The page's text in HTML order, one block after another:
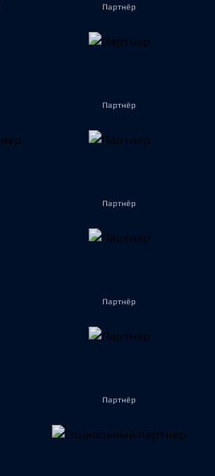
Партнёр
Партнёр
Партнёр
Партнёр
Партнёр